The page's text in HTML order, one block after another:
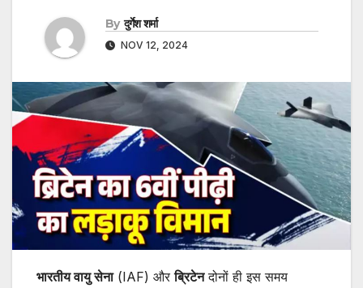
By दुर्गेश शर्मा
NOV 12, 2024
भारतीय वायु सेना(IAF) औरब्रिटेनदोनों ही इस समय